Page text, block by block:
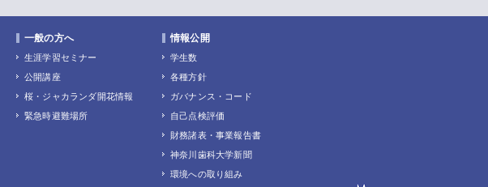
一般の方へ
生涯学習セミナー
公開講座
桜・ジャカランダ開花情報
緊急時避難場所
情報公開
学生数
各種方針
ガバナンス・コード
自己点検評価
財務諸表・事業報告書
神奈川歯科大学新聞
環境への取り組み